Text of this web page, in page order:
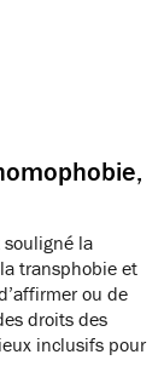
souligné la
transphobie et
ou de
droits des
inclusifs pour